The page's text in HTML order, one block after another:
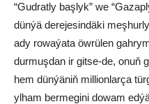
“Gudratly başlyk” we
dünýä derejesindäki
ady rowaýata öwrülen
durmuşdan ir gitse-de, onuň
hem dünýäniň millionlarça
ylham bermegini dowam